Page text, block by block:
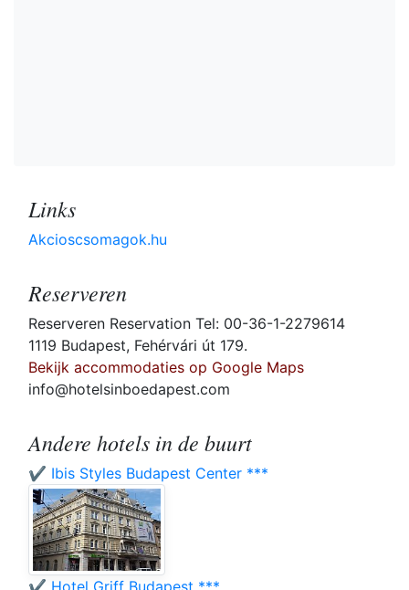
Links
Akcioscsomagok.hu
Reserveren
Reserveren Reservation Tel: 00-36-1-2279614
1119 Budapest, Fehérvári út 179.
Bekijk accommodaties op Google Maps
info@hotelsinboedapest.com
Andere hotels in de buurt
✔️ Ibis Styles Budapest Center ***